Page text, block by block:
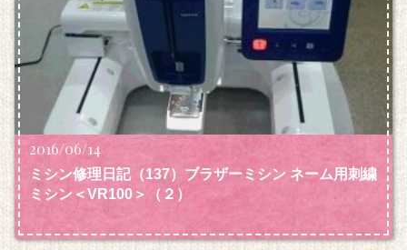
2016/06/14
ミシン修理日記（137）ブラザーミシン ネーム用刺繍
ミシン＜VR100＞（２）